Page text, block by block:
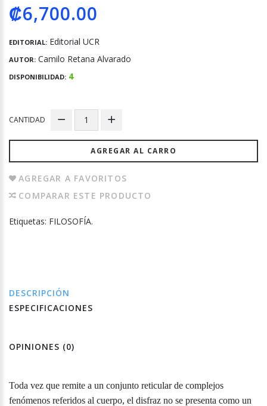
₡6,700.00
EDITORIAL: Editorial UCR
AUTOR: Camilo Retana Alvarado
DISPONIBILIDAD: 4
CANTIDAD
AGREGAR AL CARRO
AGREGAR A FAVORITOS
COMPARAR ESTE PRODUCTO
Etiquetas: FILOSOFÍA.
DESCRIPCIÓN
ESPECIFICACIONES
OPINIONES (0)
Toda vez que remite a un conjunto reticular de complejos
fenómenos referidos al cuerpo, el disfraz no se presenta como un